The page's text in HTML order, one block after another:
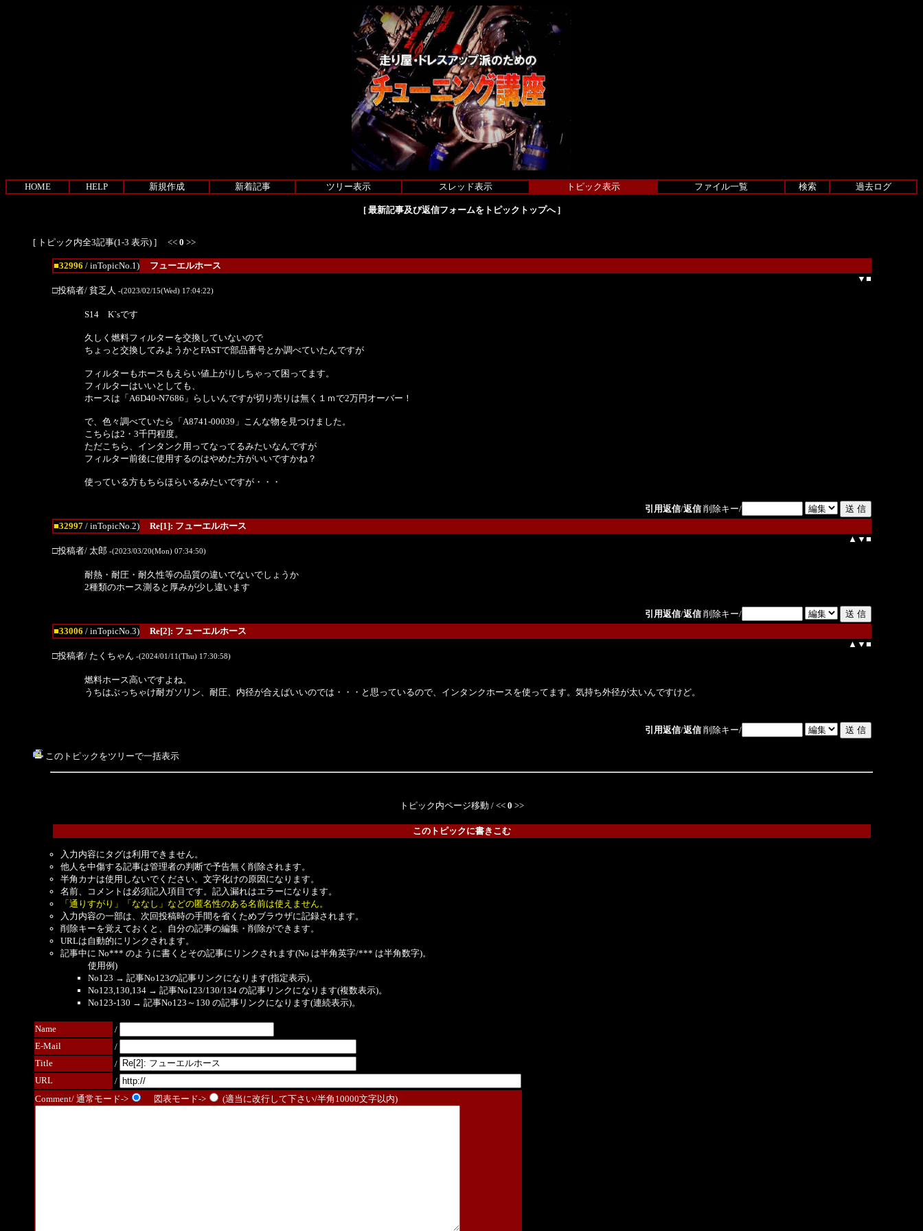
HOME HELP 新規作成 新着記事 ツリー表示 スレッド表示 トピック表示 ファイル一覧 検索 過去ログ
[ 最新記事及び返信フォームをトピックトップへ]
[ トピック内全3記事(1-3 表示) ] << 0 >>
■32996 / inTopicNo.1)
フューエルホース
▼ ■
□投稿者/ 貧乏人 -(2023/02/15(Wed) 17:04:22)
S14 K`sです
久しく燃料フィルターを交換していないので
ちょっと交換してみようかとFASTで部品番号とか調べていたんですが
フィルターもホースもえらい値上がりしちゃって困ってます。
フィルターはいいとしても、
ホースは「A6D40-N7686」らしいんですが切り売りは無く１ｍで2万円オーバー！
で、色々調べていたら「A8741-00039」こんな物を見つけました。
こちらは2・3千円程度。
ただこちら、インタンク用ってなってるみたいなんですが
フィルター前後に使用するのはやめた方がいいですかね？
使っている方もちらほらいるみたいですが・・・
引用返信/返信 削除キー/
■32997/ inTopicNo.2)
Re[1]: フューエルホース
▲ ▼ ■
□投稿者/ 太郎 -(2023/03/20(Mon) 07:34:50)
耐熱・耐圧・耐久性等の品質の違いでないでしょうか
2種類のホース測ると厚みが少し違います
引用返信/返信 削除キー/
■33006 / inTopicNo.3)
Re[2]: フューエルホース
▲ ▼ ■
□投稿者/ たくちゃん -(2024/01/11(Thu) 17:30:58)
燃料ホース高いですよね。
うちはぶっちゃけ耐ガソリン、耐圧、内径が合えばいいのでは・・・と思っているので、インタンクホースを使ってます。気持ち外径が太いんですけど。
引用返信/返信 削除キー/
このトピックをツリーで一括表示
トピック内ページ移動 / << 0 >>
このトピックに書きこむ
入力内容にタグは利用できません。
他人を中傷する記事は管理者の判断で予告無く削除されます。
半角カナは使用しないでください。文字化けの原因になります。
名前、コメントは必須記入項目です。記入漏れはエラーになります。
「通りすがり」「ななし」などの匿名性のある名前は使えません。
入力内容の一部は、次回投稿時の手間を省くためブラウザに記録されます。
削除キーを覚えておくと、自分の記事の編集・削除ができます。
URLは自動的にリンクされます。
記事中に No*** のように書くとその記事にリンクされます(No は半角英字/*** は半角数字)。
使用例)
No123 → 記事No123の記事リンクになります(指定表示)。
No123,130,134 → 記事No123/130/134 の記事リンクになります(複数表示)。
No123-130 → 記事No123～130 の記事リンクになります(連続表示)。
Name
/
E-Mail
/
Title
/
URL
/
Comment/ 通常モード->
図表モード-> (適当に改行して下さい/半角10000文字以内)